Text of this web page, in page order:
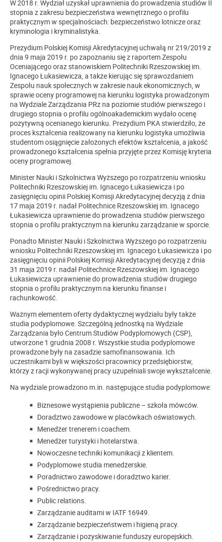
W 2018 r. Wydział uzyskał uprawnienia do prowadzenia studiów II
stopnia z zakresu bezpieczeństwa wewnętrznego o profilu
praktycznym w specjalnościach: bezpieczeństwo lotnicze oraz
kryminologia i kryminalistyka.
Prezydium Polskiej Komisji Akredytacyjnej uchwałą nr 219/2019 z
dnia 9 maja 2019 r. po zapoznaniu się z raportem Zespołu
Oceniającego oraz stanowiskiem Politechniki Rzeszowskiej im.
Ignacego Łukasiewicza, a także kierując się sprawozdaniem
Zespołu nauk społecznych w zakresie nauk ekonomicznych, w
sprawie oceny programowej na kierunku logistyka prowadzonym
na Wydziale Zarządzania PRz na poziomie studiów pierwszego i
drugiego stopnia o profilu ogólnoakademickim wydało ocenę
pozytywną ocenianego kierunku. Prezydium PKA stwierdziło, że
proces kształcenia realizowany na kierunku logistyka umożliwia
studentom osiągnięcie założonych efektów kształcenia, a jakość
prowadzonego kształcenia spełnia przyjęte przez Komisję kryteria
oceny programowej.
Minister Nauki i Szkolnictwa Wyższego po rozpatrzeniu wniosku
Politechniki Rzeszowskiej im. Ignacego Łukasiewicza i po
zasięgnięciu opinii Polskiej Komisji Akredytacyjnej decyzją z dnia
17 maja 2019 r. nadał Politechnice Rzeszowskiej im. Ignacego
Łukasiewicza uprawnienie do prowadzenia studiów pierwszego
stopnia o profilu praktycznym na kierunku zarządzanie w sporcie.
Ponadto Minister Nauki i Szkolnictwa Wyższego po rozpatrzeniu
wniosku Politechniki Rzeszowskiej im. Ignacego Łukasiewicza i po
zasięgnięciu opinii Polskiej Komisji Akredytacyjnej decyzją z dnia
31 maja 2019 r. nadał Politechnice Rzeszowskiej im. Ignacego
Łukasiewicza uprawnienie do prowadzenia studiów drugiego
stopnia o profilu praktycznym na kierunku finanse i
rachunkowość.
Ważnym elementem oferty dydaktycznej wydziału były także
studia podyplomowe. Szczególną jednostką na Wydziale
Zarządzania było Centrum Studiów Podyplomowych (CSP),
utworzone 1 grudnia 2008 r. Wszystkie studia podyplomowe
prowadzone były na zasadzie samofinansowania. Ich
uczestnikami byli w większości pracownicy przedsiębiorstw,
którzy z racji wykonywanej pracy uzupełniali swoje wykształcenie.
Na wydziale prowadzono m.in. następujące studia podyplomowe:
Biznesowe wystąpienia publiczne – szkoła mówców.
Doradztwo zawodowe w placówkach oświatowych.
Menedżer trenerem i coachem.
Menedżer turystyki i hotelarstwa.
Nowoczesne techniki komunikacji z klientem.
Podyplomowe studia menedżerskie.
Poradnictwo zawodowe i doradztwo karier.
Pośrednictwo pracy.
Public relations.
Zarządzanie auditami w IATF 16949.
Zarządzanie bezpieczeństwem i higieną pracy.
Zarządzanie i pozyskiwanie funduszy europejskich.